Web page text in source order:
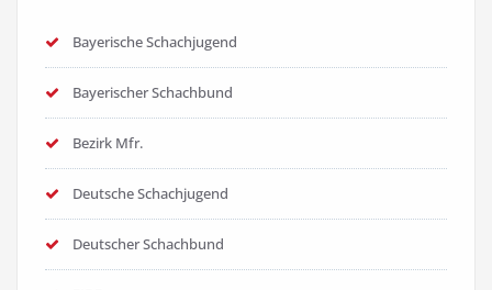
Bayerische Schachjugend
Bayerischer Schachbund
Bezirk Mfr.
Deutsche Schachjugend
Deutscher Schachbund